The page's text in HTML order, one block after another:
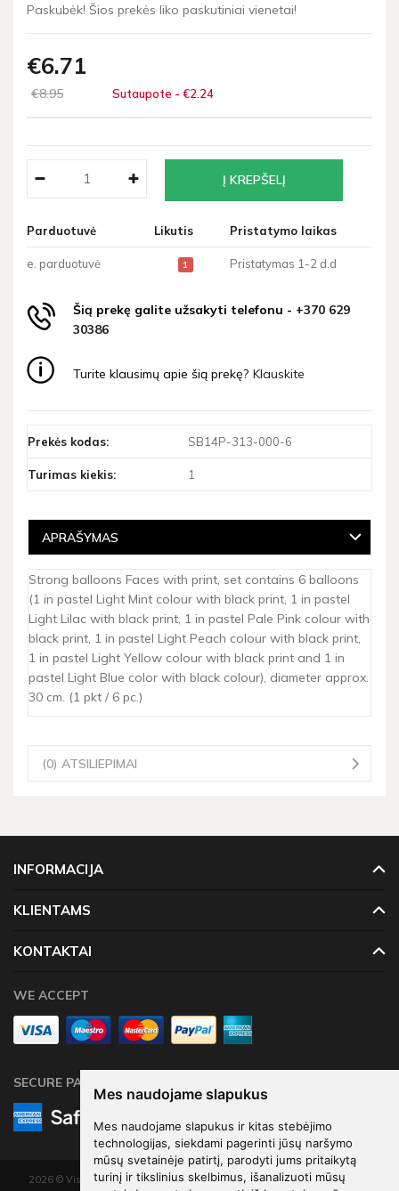
Mes naudojame slapukus
Mes naudojame slapukus ir kitas stebėjimo
technologijas, siekdami pagerinti jūsų naršymo
mūsų svetainėje patirtį, parodyti jums pritaikytą
turinį ir tikslinius skelbimus, išanalizuoti mūsų
Paskubėk! Šios prekės liko paskutiniai vienetai!
€6 71
€895 Sutaupote - €2 24
Parduotuvė Likutis Pristatymo laikas
e. parduotuvė 1 Pristatymas 1-2 d.d
Šią prekę galite užsakyti telefonu - +370 629
30386
Turite klausimų apie šią prekę? Klauskite
Prekės kodas: SB14P-313-000-6
Turimas kiekis: 1
APRAŠYMAS
Strong balloons Faces with print, set contains 6 balloons
(1 in pastel Light Mint colour with black print, 1 in pastel
Light Lilac with black print, 1 in pastel Pale Pink colour with
black print, 1 in pastel Light Peach colour with black print,
1 in pastel Light Yellow colour with black print and 1 in
pastel Light Blue color with black colour), diameter approx.
30 cm. (1 pkt / 6 pc.)
(0) ATSILIEPIMAI
INFORMACIJA
KLIENTAMS
KONTAKTAI
WE ACCEPT
SECURE PAYMENTS
2026 © Visos teisės saugomos. Kopijuoti, platinti svetainės turinį be autorių